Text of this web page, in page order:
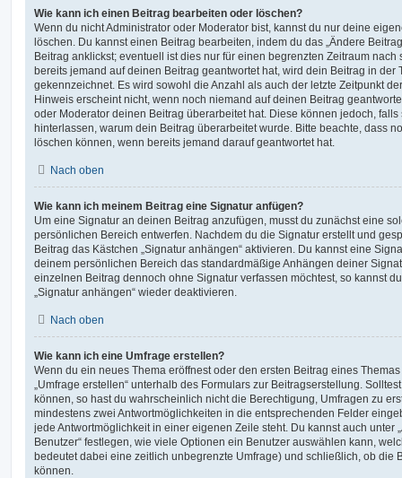
Wie kann ich einen Beitrag bearbeiten oder löschen?
Wenn du nicht Administrator oder Moderator bist, kannst du nur deine
löschen. Du kannst einen Beitrag bearbeiten, indem du das „Ändere
Beitrag anklickst; eventuell ist dies nur für einen begrenzten Zeitraum
bereits jemand auf deinen Beitrag geantwortet hat, wird dein Beitrag in der
gekennzeichnet. Es wird sowohl die Anzahl als auch der letzte Zeitpunkt
Hinweis erscheint nicht, wenn noch niemand auf deinen Beitrag
oder Moderator deinen Beitrag überarbeitet hat. Diese können jedoch,
hinterlassen, warum dein Beitrag überarbeitet wurde. Bitte beachte, dass
löschen können, wenn bereits jemand darauf geantwortet hat.
Nach oben
Wie kann ich meinem Beitrag eine Signatur anfügen?
Um eine Signatur an deinen Beitrag anzufügen, musst du zunächst eine
persönlichen Bereich entwerfen. Nachdem du die Signatur erstellt und
Beitrag das Kästchen „Signatur anhängen“ aktivieren. Du kannst eine
deinem persönlichen Bereich das standardmäßige Anhängen deiner
einzelnen Beitrag dennoch ohne Signatur verfassen möchtest, so kannst
„Signatur anhängen“ wieder deaktivieren.
Nach oben
Wie kann ich eine Umfrage erstellen?
Wenn du ein neues Thema eröffnest oder den ersten Beitrag eines
„Umfrage erstellen“ unterhalb des Formulars zur Beitragserstellung.
können, so hast du wahrscheinlich nicht die Berechtigung, Umfragen zu
mindestens zwei Antwortmöglichkeiten in die entsprechenden Felder
jede Antwortmöglichkeit in einer eigenen Zeile steht. Du kannst auch unter
Benutzer“ festlegen, wie viele Optionen ein Benutzer auswählen kann,
bedeutet dabei eine zeitlich unbegrenzte Umfrage) und schließlich, ob die
können.